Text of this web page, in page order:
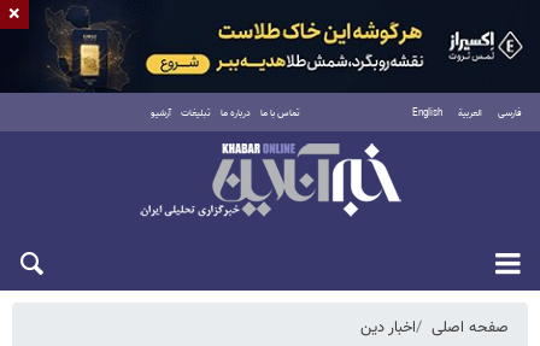
فارسی العربية English تماس با ما درباره ما تبلیغات آرشیو
شنبه ۱۷ مرداد ۱۴۰۵
صفحه اصلی اخبار دین
×